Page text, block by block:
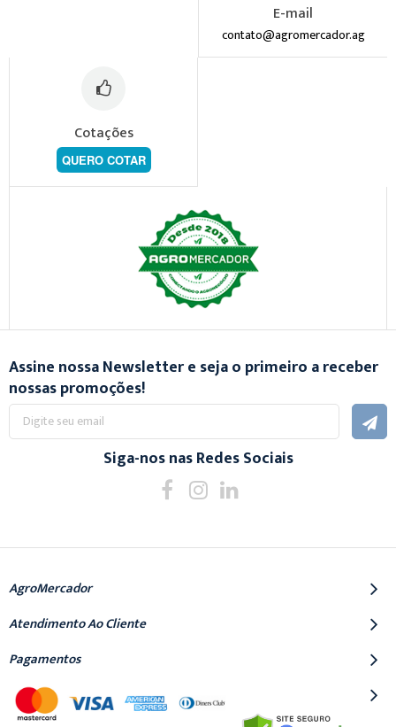
E-mail
contato@agromercador.ag
Cotações
QUERO COTAR
Assine nossa Newsletter e seja o primeiro a receber
nossas promoções!
Inscreva-
na
Siga-nos nas Redes Sociais
AgroMercador
Atendimento Ao Cliente
Pagamentos